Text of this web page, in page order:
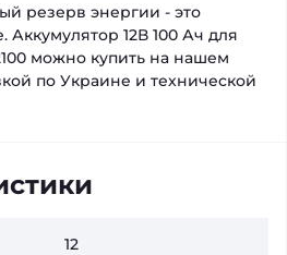
резерв энергии - это
12В 100 Ач для
можно купить на нашем
по Украине и технической
12